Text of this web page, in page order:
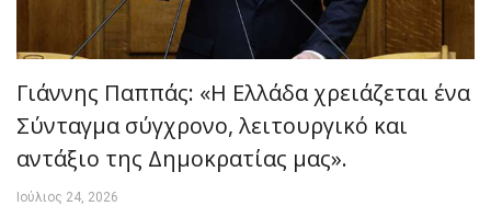
Γιάννης Παππάς: «Η Ελλάδα χρειάζεται ένα
Σύνταγμα σύγχρονο, λειτουργικό και
αντάξιο της Δημοκρατίας μας».
Ιούλιος 24, 2026